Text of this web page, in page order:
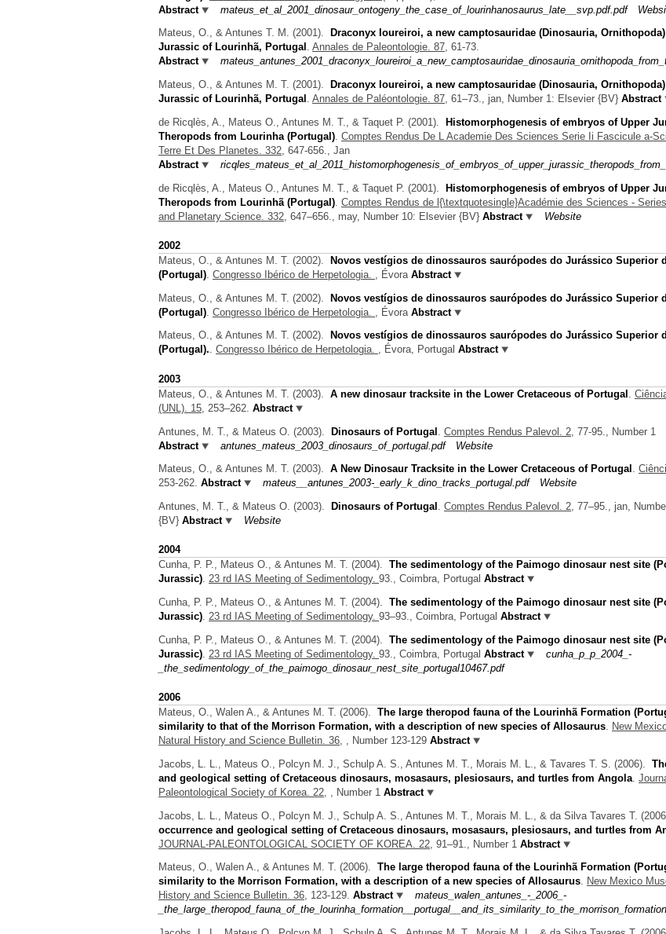
Abstract
mateus_et_al_2001_dinosaur_ontogeny_the_case_of_lourinhanosaurus_late__svp.pdf.pdf
Mateus, O., & Antunes T. M. (2001).
Draconyx loureiroi, a new camptosauridae (Dinosauria,
Jurassic of Lourinhã, Portugal . Annales de Paleontologie. 87, 61-73.
Abstract
Mateus, O., & Antunes M. T. (2001).
Draconyx loureiroi, a new camptosauridae (Dinosauria,
Jurassic of Lourinhã, Portugal . Annales de Paléontologie. 87, 61–73., jan, Number 1: Elsevier {BV} Abstract
de Ricqlès, A., Mateus O., Antunes M. T., & Taquet P. (2001).
Histomorphogenesis of embryos of Upper
Theropods from Lourinha (Portugal) Comptes Rendus De L Academie Des Sciences Serie Ii Fascicule a-
Terre Et Des Planetes. 332, 647-656., Jan
Abstract
de Ricqlès, A., Mateus O., Antunes M. T., & Taquet P. (2001). Histomorphogenesis of embryos of Upper
Theropods from Lourinhã (Portugal) Comptes Rendus de l{\textquotesingle}Académie des Sciences -
and Planetary Science. 332, 647–656., may, Number 10: Elsevier {BV} Abstract Website
2002
Mateus, O., & Antunes M. T. (2002).
Novos vestígios de dinossauros saurópodes do Jurássico Superior
(Portugal). Congresso Ibérico de Herpetologia. , ÉvoraAbstract
Mateus, O., & Antunes M. T. (2002). Novos vestígios de dinossauros saurópodes do Jurássico Superior
(Portugal) Congresso Ibérico de Herpetologia. , Évora Abstract
Mateus, O., & Antunes M. T. (2002).
Novos vestígios de dinossauros saurópodes do Jurássico Superior
(Portugal).. Congresso Ibérico de Herpetologia. , Évora, Portugal Abstract
2003
Mateus, O., & Antunes M. T. (2003). A new dinosaur tracksite in the Lower Cretaceous of Portugal
(UNL). 15, 253–262. Abstract
Antunes, M. T., & Mateus O. (2003). Dinosaurs of Portugal Comptes Rendus Palevol. 2, 77-95., Number 1
Abstract
antunes_mateus_2003_dinosaurs_of_portugal.pdf
Website
Mateus, O., & Antunes M. T. (2003). A New Dinosaur Tracksite in the Lower Cretaceous of Portugal .
253-262. Abstract mateus__antunes_2003-_early_k_dino_tracks_portugal.pdf
Website
Antunes, M. T., & Mateus O. (2003). Dinosaurs of Portugal Comptes Rendus Palevol. 2, 77–95., jan,
{BV} Abstract Website
2004
Cunha, P. P., Mateus O., & Antunes M. T. (2004). The sedimentology of the Paimogo dinosaur nest site
Jurassic). 23 rd IAS Meeting of Sedimentology. 93., Coimbra, Portugal Abstract
Cunha, P. P., Mateus O., & Antunes M. T. (2004). The sedimentology of the Paimogo dinosaur nest site
Jurassic). 23 rd IAS Meeting of Sedimentology. 93–93., Coimbra, Portugal Abstract
Cunha, P. P., Mateus O., & Antunes M. T. (2004). The sedimentology of the Paimogo dinosaur nest site
Jurassic) 23 rd IAS Meeting of Sedimentology. 93., Coimbra, Portugal Abstract
cunha_p_p_2004_-
_the_sedimentology_of_the_paimogo_dinosaur_nest_site_portugal10467.pdf
2006
Mateus, O., Walen A., & Antunes M. T. (2006). The large theropod fauna of the Lourinhã Formation
similarity to that of the Morrison Formation, with a description of new species of Allosaurus. New
Natural History and Science Bulletin. 36, , Number 123-129 Abstract
Jacobs, L. L., Mateus O., Polcyn M. J., Schulp A. S., Antunes M. T., Morais M. L., & Tavares T. S. (2006).
and geological setting of Cretaceous dinosaurs, mosasaurs, plesiosaurs, and turtles from Angola.
Paleontological Society of Korea. 22, , Number 1 Abstract
Jacobs, L. L., Mateus O., Polcyn M. J., Schulp A. S., Antunes M. T., Morais M. L., & da Silva Tavares T.
occurrence and geological setting of Cretaceous dinosaurs, mosasaurs, plesiosaurs, and turtles from
JOURNAL-PALEONTOLOGICAL SOCIETY OF KOREA. 22, 91–91., Number 1 Abstract
Mateus, O., Walen A., & Antunes M. T. (2006). The large theropod fauna of the Lourinhã Formation
similarity to the Morrison Formation, with a description of a new species of Allosaurus. New Mexico
History and Science Bulletin. 36, 123-129. Abstract
mateus_walen_antunes_-_2006_-